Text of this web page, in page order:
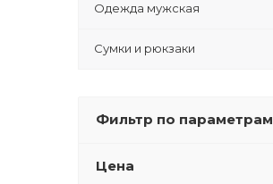
Одежда мужская
Сумки и рюкзаки
Фильтр по параметрам
Цена